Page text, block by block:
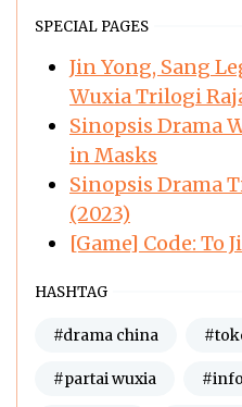
SPECIAL PAGES
Jin Yong, Sang
Wuxia Trilogi
Sinopsis Drama
in Masks
Sinopsis Drama
(2023)
[Game] Code: To
HASHTAG
#drama china
#partai wuxia